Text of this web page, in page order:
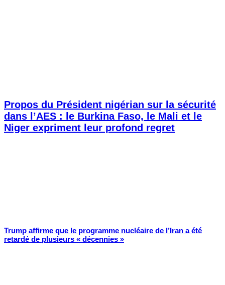
Propos du Président nigérian sur la sécurité
dans l’AES : le Burkina Faso, le Mali et le
Niger expriment leur profond regret
Trump affirme que le programme nucléaire de l’Iran a été
retardé de plusieurs « décennies »